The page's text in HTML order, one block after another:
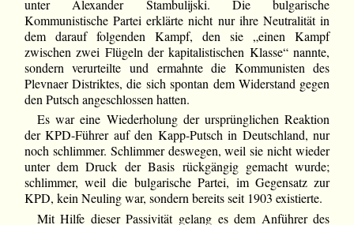
unter Alexander Stambulijski. Die bulgarische
Kommunistische Partei erklärte nicht nur ihre Neutralität in
dem darauf folgenden Kampf, den sie „einen Kampf
zwischen zwei Flügeln der kapitalistischen Klasse“ nannte,
sondern verurteilte und ermahnte die Kommunisten des
Plevnaer Distriktes, die sich spontan dem Widerstand gegen
den Putsch angeschlossen hatten.
Es war eine Wiederholung der ursprünglichen Reaktion
der KPD-Führer auf den Kapp-Putsch in Deutschland, nur
noch schlimmer. Schlimmer deswegen, weil sie nicht wieder
unter dem Druck der Basis rückgängig gemacht wurde;
schlimmer, weil die bulgarische Partei, im Gegensatz zur
KPD, kein Neuling war, sondern bereits seit 1903 existierte.
Mit Hilfe dieser Passivität gelang es dem Anführer des